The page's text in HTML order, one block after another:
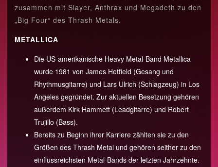
zusammen mit Slayer, Anthrax und Megadeth zu den
„Big Four“ des Thrash Metals.
METALLICA
Die US-amerikanische Heavy Metal-Band Metallica
wurde 1981 von James Hetfield (Gesang und
Rhythmusgitarre) und Lars Ulrich (Schlagzeug) in Los
Angeles gegründet. Zur aktuellen Besetzung gehören
außerdem Kirk Hammett (Leadgitarre) und Robert
Trujillo (Bass).
Bereits zu Beginn ihrer Karriere zählten sie zu den
Größen des Thrash Metal und gehören seither zu den
einflussreichsten Metal-Bands der letzten Jahrzehnte.